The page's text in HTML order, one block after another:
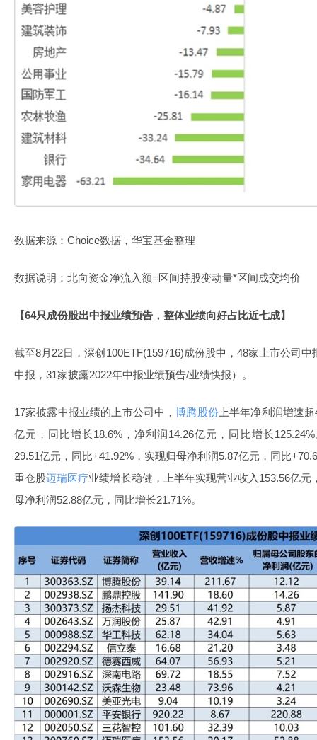
数据来源：Choice数据，华宝基金整理
数据说明：北向资金净流入额=区间持股变动量*区间成交均价
【64只成份股出中报业绩预告，整体业绩向好占比近七成】
截至8月22日，深创100ETF(159716)成份股中，48家上市公司
中报，31家披露2022年中报业绩预告/业绩快报）。
17家披露中报业绩的上市公司中，博腾股份上半年净利润增速超
亿元，同比增长18.6%，净利润14.26亿元，同比增长
29.51亿元，同比+41.92%，实现归母净利润5.87亿元，同比
重仓股迈瑞医疗业绩增长稳健，上半年实现营业收入153.56亿
母净利润52.88亿元，同比增长21.71%。